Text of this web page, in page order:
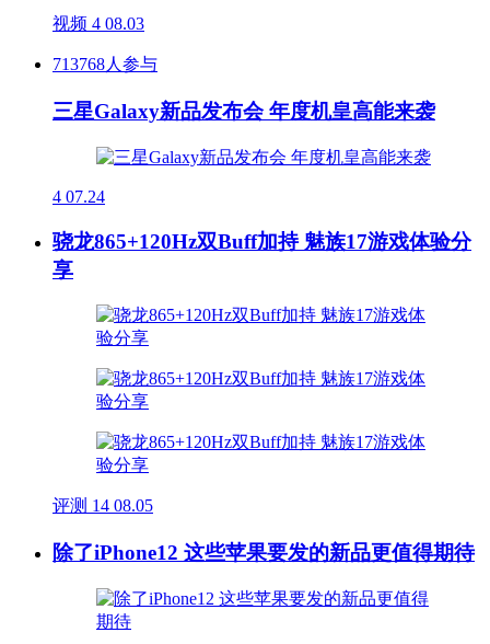
视频 4 08.03
713768人参与
三星Galaxy新品发布会 年度机皇高能来袭
4 07.24
骁龙865+120Hz双Buff加持 魅族17游戏体验分
享
评测 14 08.05
除了iPhone12 这些苹果要发的新品更值得期待